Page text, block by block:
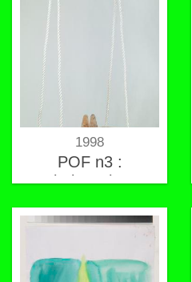
1998
POF n3 :
balançoire